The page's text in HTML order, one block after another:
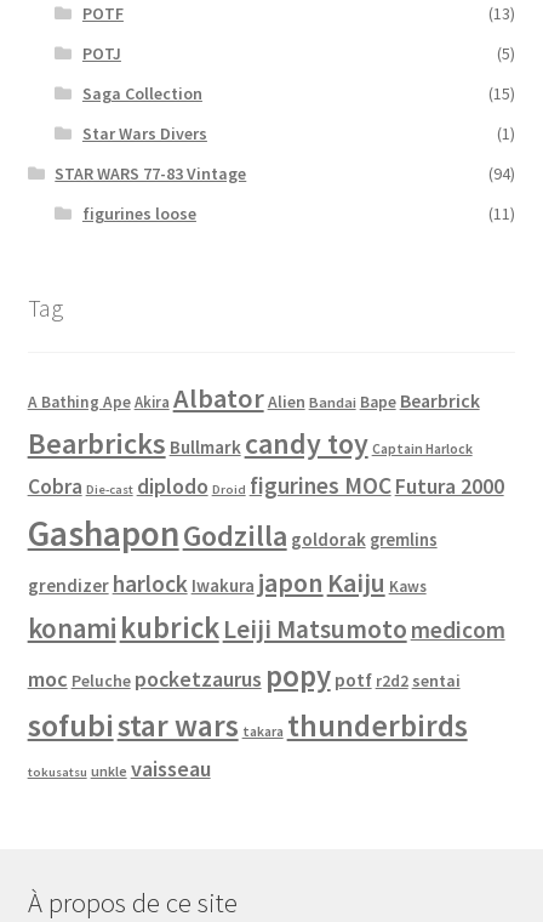
POTF
(13)
POTJ
(5)
Saga Collection
(15)
Star Wars Divers
(1)
STAR WARS 77-83 Vintage
(94)
figurines loose
(11)
Tag
A Bathing Ape Akira AlbatorAlien Bandai Bape Bearbrick
Bearbricks Bullmark candy toy Captain Harlock
Cobra Die-cast diplodo Droid figurines MOCFutura 2000
GashaponGodzilla goldorak gremlins
grendizer harlock Iwakura japon Kaiju Kaws
konami kubrickLeiji Matsumoto medicom
moc Peluche pocketzaurus popy potf r2d2 sentai
sofubistar wars takara thunderbirds
tokusatsu unkle vaisseau
À propos de ce site